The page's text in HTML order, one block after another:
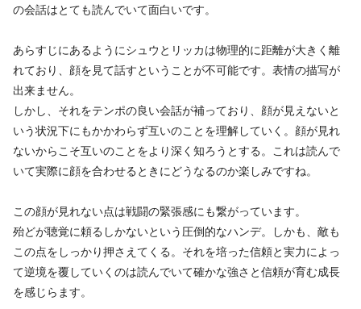
の会話はとても読んでいて面白いです。
あらすじにあるようにシュウとリッカは物理的に距離が大きく離
れており、顔を見て話すということが不可能です。表情の描写が
出来ません。
しかし、それをテンポの良い会話が補っており、顔が見えないと
いう状況下にもかかわらず互いのことを理解していく。顔が見れ
ないからこそ互いのことをより深く知ろうとする。これは読んで
いて実際に顔を合わせるときにどうなるのか楽しみですね。
この顔が見れない点は戦闘の緊張感にも繋がっています。
殆どが聴覚に頼るしかないという圧倒的なハンデ。しかも、敵も
この点をしっかり押さえてくる。それを培った信頼と実力によっ
て逆境を覆していくのは読んでいて確かな強さと信頼が育む成長
を感じらます。